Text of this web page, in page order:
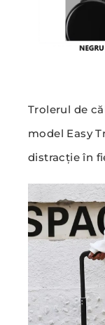
Trolerul de
model Easy
distracție în